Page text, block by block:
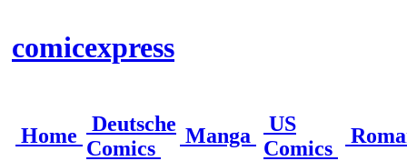
comicexpress
Home
Deutsche
Comics
Manga
US
Comics